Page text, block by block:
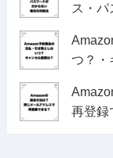
ス・
つ？・
再登録